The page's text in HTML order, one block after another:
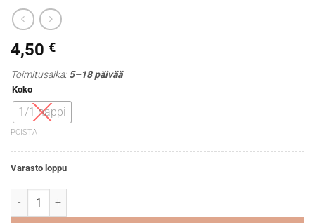
4,50 €
Toimitusaika:5–18 päivää
Koko
1/1 nappi
POISTA
Varasto loppu
White Nights akvarelli 201 Cadmium yellow med määrä